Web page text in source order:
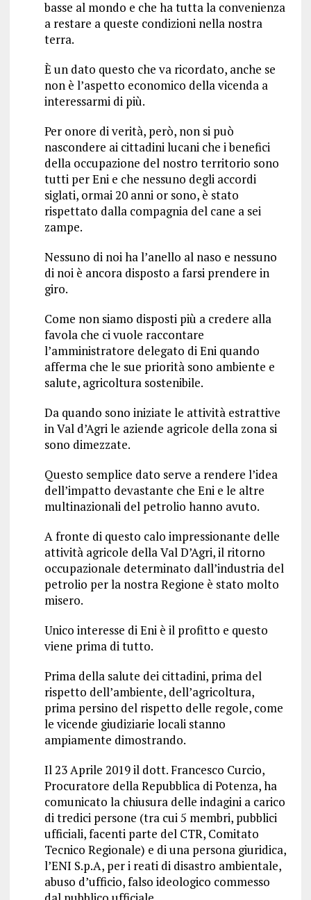
basse al mondo e che ha tutta la convenienza
a restare a queste condizioni nella nostra
terra.
È un dato questo che va ricordato, anche se
non è l’aspetto economico della vicenda a
interessarmi di più.
Per onore di verità, però, non si può
nascondere ai cittadini lucani che i benefici
della occupazione del nostro territorio sono
tutti per Eni e che nessuno degli accordi
siglati, ormai 20 anni or sono, è stato
rispettato dalla compagnia del cane a sei
zampe.
Nessuno di noi ha l’anello al naso e nessuno
di noi è ancora disposto a farsi prendere in
giro.
Come non siamo disposti più a credere alla
favola che ci vuole raccontare
l’amministratore delegato di Eni quando
afferma che le sue priorità sono ambiente e
salute, agricoltura sostenibile.
Da quando sono iniziate le attività estrattive
in Val d’Agri le aziende agricole della zona si
sono dimezzate.
Questo semplice dato serve a rendere l’idea
dell’impatto devastante che Eni e le altre
multinazionali del petrolio hanno avuto.
A fronte di questo calo impressionante delle
attività agricole della Val D’Agri, il ritorno
occupazionale determinato dall’industria del
petrolio per la nostra Regione è stato molto
misero.
Unico interesse di Eni è il profitto e questo
viene prima di tutto.
Prima della salute dei cittadini, prima del
rispetto dell’ambiente, dell’agricoltura,
prima persino del rispetto delle regole, come
le vicende giudiziarie locali stanno
ampiamente dimostrando.
Il 23 Aprile 2019 il dott. Francesco Curcio,
Procuratore della Repubblica di Potenza, ha
comunicato la chiusura delle indagini a carico
di tredici persone (tra cui 5 membri, pubblici
ufficiali, facenti parte del CTR, Comitato
Tecnico Regionale) e di una persona giuridica,
l’ENI S.p.A, per i reati di disastro ambientale,
abuso d’ufficio, falso ideologico commesso